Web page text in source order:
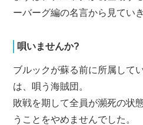
ーバーグ編の名言から見てい
唄いませんか?
ブルックが蘇る前に所属して
は、唄う海賊団。
敗戦を期して全員が瀕死の状
うことをやめませんでした。